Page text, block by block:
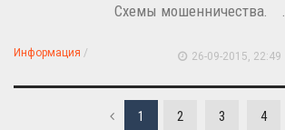
Схемы мошенничества. ...
Информация / 26-09-2015, 22:49
1 2 3 4